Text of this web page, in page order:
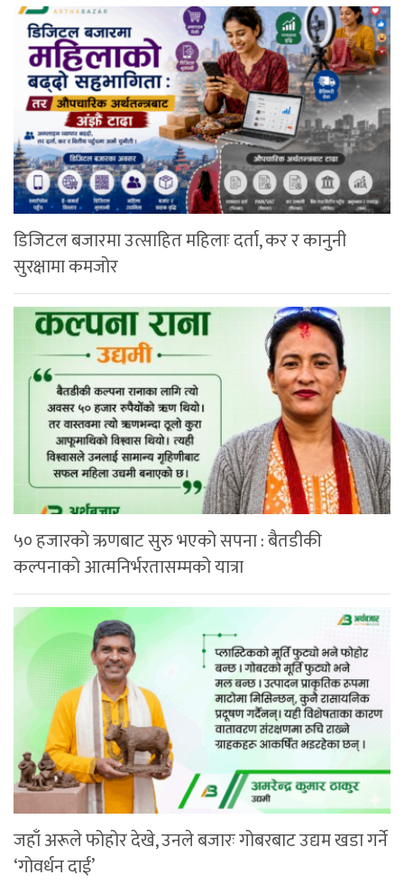
डिजिटल बजारमा उत्साहित महिलाः दर्ता, कर र कानुनी
सुरक्षामा कमजोर
५० हजारको ऋणबाट सुरु भएको सपना : बैतडीकी
कल्पनाको आत्मनिर्भरतासम्मको यात्रा
जहाँ अरूले फोहोर देखे, उनले बजारः गोबरबाट उद्यम खडा गर्ने
‘गोवर्धन दाई’